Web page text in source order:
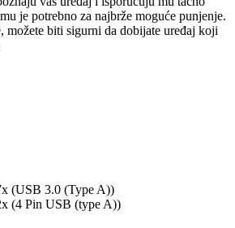
je potrebno za najbrže moguće punjenje.
možete biti sigurni da dobijate uređaj koji
(USB 3.0 (Type A))
(4 Pin USB (type A))